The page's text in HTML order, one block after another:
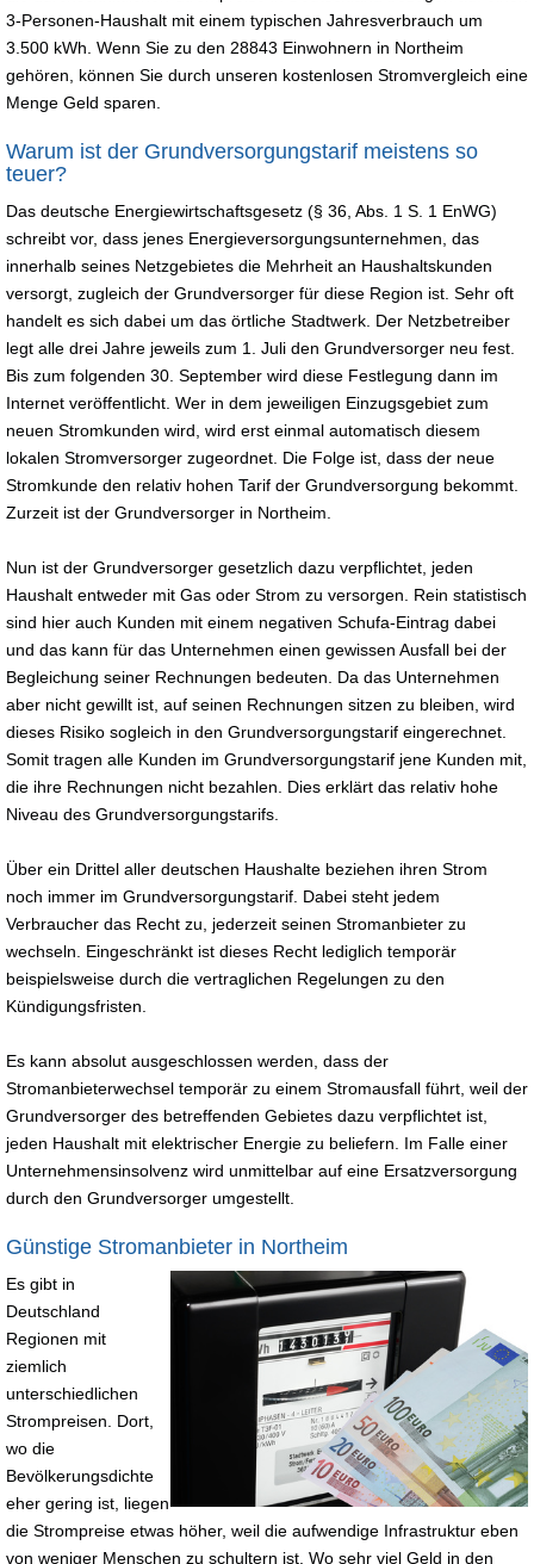
3-Personen-Haushalt mit einem typischen Jahresverbrauch um
3.500 kWh. Wenn Sie zu den 28843 Einwohnern in Northeim
gehören, können Sie durch unseren kostenlosen Stromvergleich eine
Menge Geld sparen.
Warum ist der Grundversorgungstarif meistens so
teuer?
Das deutsche Energiewirtschaftsgesetz (§ 36, Abs. 1 S. 1 EnWG)
schreibt vor, dass jenes Energieversorgungsunternehmen, das
innerhalb seines Netzgebietes die Mehrheit an Haushaltskunden
versorgt, zugleich der Grundversorger für diese Region ist. Sehr oft
handelt es sich dabei um das örtliche Stadtwerk. Der Netzbetreiber
legt alle drei Jahre jeweils zum 1. Juli den Grundversorger neu fest.
Bis zum folgenden 30. September wird diese Festlegung dann im
Internet veröffentlicht. Wer in dem jeweiligen Einzugsgebiet zum
neuen Stromkunden wird, wird erst einmal automatisch diesem
lokalen Stromversorger zugeordnet. Die Folge ist, dass der neue
Stromkunde den relativ hohen Tarif der Grundversorgung bekommt.
Zurzeit ist der Grundversorger in Northeim.
Nun ist der Grundversorger gesetzlich dazu verpflichtet, jeden
Haushalt entweder mit Gas oder Strom zu versorgen. Rein statistisch
sind hier auch Kunden mit einem negativen Schufa-Eintrag dabei
und das kann für das Unternehmen einen gewissen Ausfall bei der
Begleichung seiner Rechnungen bedeuten. Da das Unternehmen
aber nicht gewillt ist, auf seinen Rechnungen sitzen zu bleiben, wird
dieses Risiko sogleich in den Grundversorgungstarif eingerechnet.
Somit tragen alle Kunden im Grundversorgungstarif jene Kunden mit,
die ihre Rechnungen nicht bezahlen. Dies erklärt das relativ hohe
Niveau des Grundversorgungstarifs.
Über ein Drittel aller deutschen Haushalte beziehen ihren Strom
noch immer im Grundversorgungstarif. Dabei steht jedem
Verbraucher das Recht zu, jederzeit seinen Stromanbieter zu
wechseln. Eingeschränkt ist dieses Recht lediglich temporär
beispielsweise durch die vertraglichen Regelungen zu den
Kündigungsfristen.
Es kann absolut ausgeschlossen werden, dass der
Stromanbieterwechsel temporär zu einem Stromausfall führt, weil der
Grundversorger des betreffenden Gebietes dazu verpflichtet ist,
jeden Haushalt mit elektrischer Energie zu beliefern. Im Falle einer
Unternehmensinsolvenz wird unmittelbar auf eine Ersatzversorgung
durch den Grundversorger umgestellt.
Günstige Stromanbieter in Northeim
Es gibt in
Deutschland
Regionen mit
ziemlich
unterschiedlichen
Strompreisen. Dort,
wo die
Bevölkerungsdichte
eher gering ist, liegen
die Strompreise etwas höher, weil die aufwendige Infrastruktur eben
von weniger Menschen zu schultern ist. Wo sehr viel Geld in den